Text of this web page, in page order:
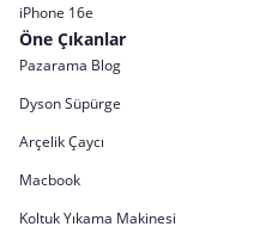
iPhone 16e
Öne Çıkanlar
Pazarama Blog
Dyson Süpürge
Arçelik Çaycı
Macbook
Koltuk Yıkama Makinesi